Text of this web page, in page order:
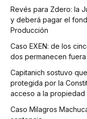
Revés para Zdero: la
y deberá pagar el
Producción
Caso EXEN: de los
dos permanecen
Capitanich sostuvo
protegida por la
acceso a la propiedad
Caso Milagros